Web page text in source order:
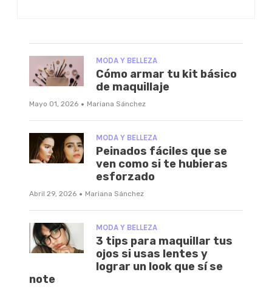
MODA Y BELLEZA
Cómo armar tu kit básico
de maquillaje
Mayo 01, 2026 · Mariana Sánchez
MODA Y BELLEZA
Peinados fáciles que se
ven como si te hubieras
esforzado
Abril 29, 2026 · Mariana Sánchez
MODA Y BELLEZA
3 tips para maquillar tus
ojos si usas lentes y
lograr un look que sí se
note